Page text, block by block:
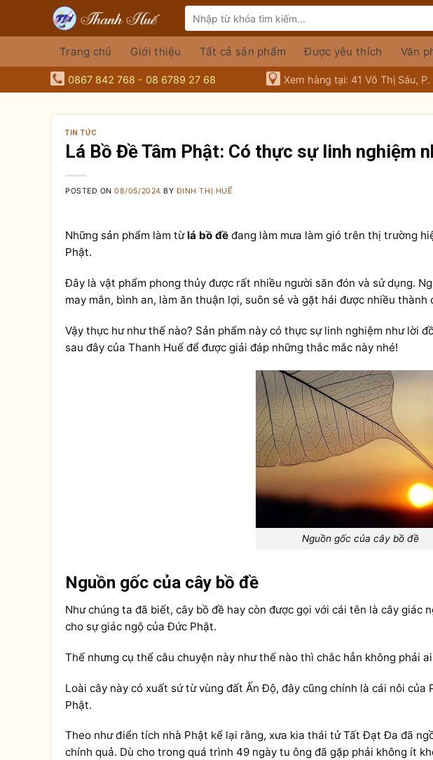
content
kiếm:
Trang chủ Giới thiệu Tất cả sản phẩm Được yêu thích Văn
0867 842 768 - 08 6789 27 68 Xem hàng tại: 41 Võ Thị Sáu,
TIN TỨC
Lá Bồ Đề Tâm Phật: Có thực sự linh nghiệm
POSTED ON08/05/2024 BYĐINH THỊ HUẾ
Những sản phẩm làm từ lá bồ đề đang làm mưa làm gió trên thị trường
Phật.
Đây là vật phẩm phong thủy được rất nhiều người săn đón và sử dụng.
may mắn, bình an, làm ăn thuận lợi, suôn sẻ và gặt hái được nhiều thành
Vậy thực hư như thế nào? Sản phẩm này có thực sự linh nghiệm như lời
sau đây của Thanh Huế để được giải đáp những thắc mắc này nhé!
Nguồn gốc của cây bồ đề
Nguồn gốc của cây bồ đề
Như chúng ta đã biết, cây bồ đề hay còn được gọi với cái tên là cây giác
cho sự giác ngộ của Đức Phật.
Thế nhưng cụ thể câu chuyện này như thế nào thì chắc hẳn không phải
Loài cây này có xuất sứ từ vùng đất Ấn Độ, đây cũng chính là cái nôi
Phật.
Theo như điển tích nhà Phật kể lại rằng, xưa kia thái tử Tất Đạt Đa đã
chính quả. Dù cho trong quá trình 49 ngày tu ông đã gặp phải không ít